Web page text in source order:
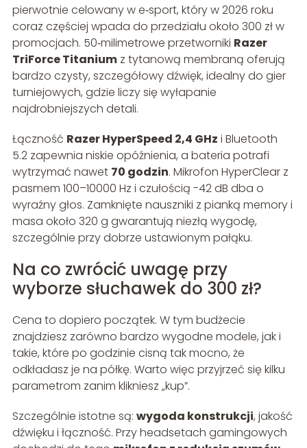
pierwotnie celowany w e‑sport, który w 2026 roku
coraz częściej wpada do przedziału około 300 zł w
promocjach. 50‑milimetrowe przetworniki Razer
TriForce Titaniumz tytanową membraną oferują
bardzo czysty, szczegółowy dźwięk, idealny do gier
turniejowych, gdzie liczy się wyłapanie
najdrobniejszych detali.
Łączność Razer HyperSpeed 2,4 GHz i Bluetooth
5.2 zapewnia niskie opóźnienia, a bateria potrafi
wytrzymać nawet 70 godzin. Mikrofon HyperClear z
pasmem 100–10000 Hz i czułością -42 dB dba o
wyraźny głos. Zamknięte nauszniki z pianką memory i
masa około 320 g gwarantują niezłą wygodę,
szczególnie przy dobrze ustawionym pałąku.
Na co zwrócić uwagę przy
wyborze słuchawek do 300 zł?
Cena to dopiero początek. W tym budżecie
znajdziesz zarówno bardzo wygodne modele, jak i
takie, które po godzinie cisną tak mocno, że
odkładasz je na półkę. Warto więc przyjrzeć się kilku
parametrom zanim klikniesz „kup”.
Szczególnie istotne są: wygoda konstrukcji, jakość
dźwięku i łączność. Przy headsetach gamingowych